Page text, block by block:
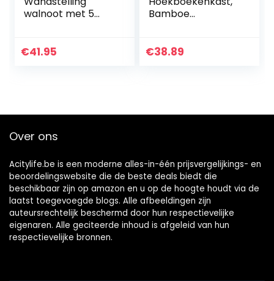
walnoot met 5
woonkamer,
€41.95
Bamboe
opbergplank,
€38.89
Over ons
Acitylife.be is een moderne alles-in-één prijsvergelijkings- en
beoordelingswebsite die de beste deals biedt die
beschikbaar zijn op amazon en u op de hoogte houdt via de
laatst toegevoegde blogs. Alle afbeeldingen zijn
auteursrechtelijk beschermd door hun respectievelijke
eigenaren. Alle geciteerde inhoud is afgeleid van hun
respectievelijke bronnen.